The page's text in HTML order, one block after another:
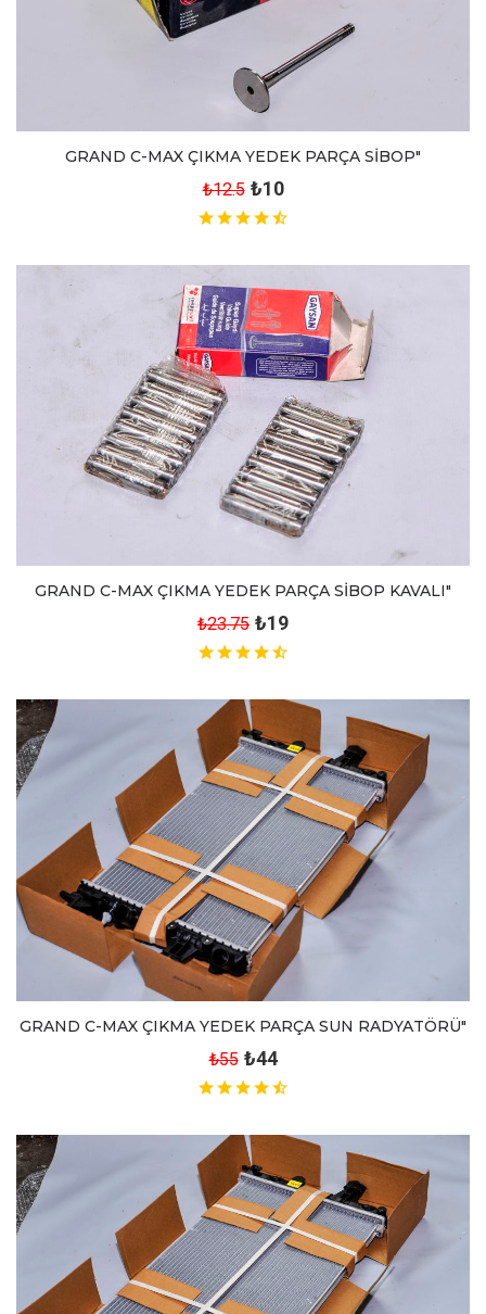
GRAND C-MAX ÇIKMA YEDEK PARÇA SİBOP"
₺12.5 ₺10
GRAND C-MAX ÇIKMA YEDEK PARÇA SİBOP KAVALI"
₺23.75 ₺19
GRAND C-MAX ÇIKMA YEDEK PARÇA SUN RADYATÖRÜ"
₺55 ₺44